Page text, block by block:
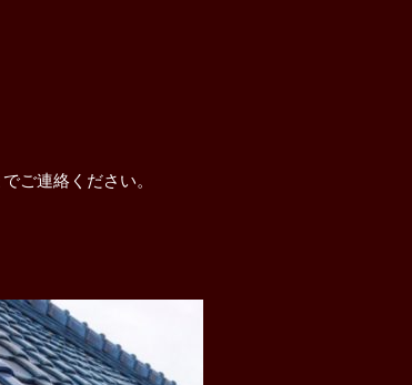
ご連絡ください。